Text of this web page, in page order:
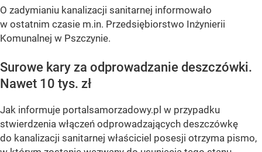
O zadymianiu kanalizacji sanitarnej informowało
w ostatnim czasie m.in. Przedsiębiorstwo Inżynierii
Komunalnej w Pszczynie.
Surowe kary za odprowadzanie deszczówki.
Nawet 10 tys. zł
Jak informuje portalsamorzadowy.pl w przypadku
stwierdzenia włączeń odprowadzających deszczówkę
do kanalizacji sanitarnej właściciel posesji otrzyma pismo,